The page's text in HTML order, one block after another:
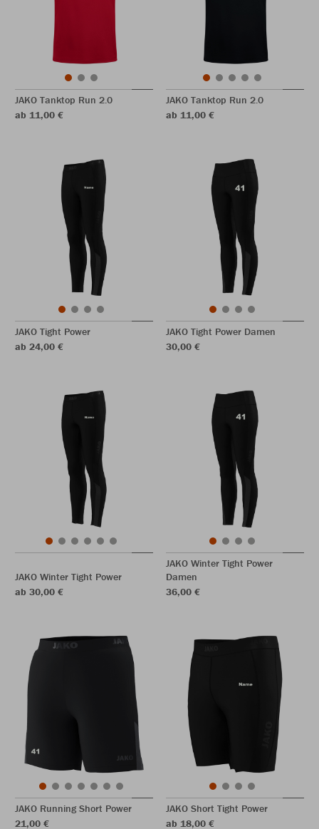
JAKO Tanktop Run 2.0
ab 11,00 €
JAKO Tanktop Run 2.0
ab 11,00 €
JAKO Tight Power
ab 24,00 €
JAKO Tight Power Damen
30,00 €
JAKO Winter Tight Power
ab 30,00 €
JAKO Winter Tight Power
Damen
36,00 €
JAKO Running Short Power
21,00 €
JAKO Short Tight Power
ab 18,00 €